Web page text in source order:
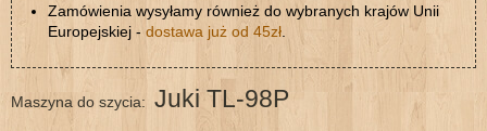
Zamówienia wysyłamy również do wybranych krajów Unii
Europejskiej - dostawa już od 45zł
Maszyna do szycia: Juki TL-98P